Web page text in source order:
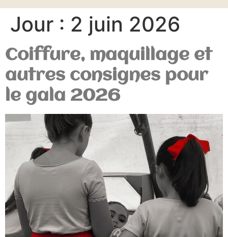
Jour : 2 juin 2026
Coiffure, maquillage et
autres consignes pour
le gala 2026